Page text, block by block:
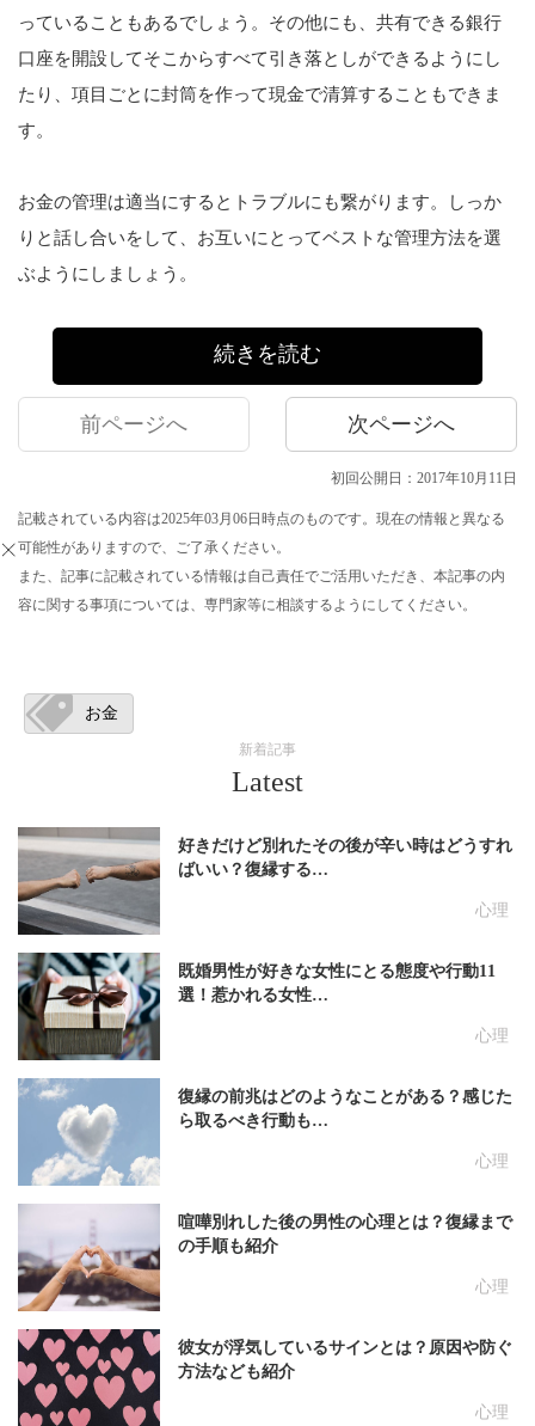
っていることもあるでしょう。その他にも、共有できる銀行
口座を開設してそこからすべて引き落としができるようにし
たり、項目ごとに封筒を作って現金で清算することもできま
す。
お金の管理は適当にするとトラブルにも繋がります。しっか
りと話し合いをして、お互いにとってベストな管理方法を選
ぶようにしましょう。
続きを読む
前ページへ 次ページへ
初回公開日：2017年10月11日
記載されている内容は2025年03月06日時点のものです。現在の情報と異なる
可能性がありますので、ご了承ください。
また、記事に記載されている情報は自己責任でご活用いただき、本記事の内
容に関する事項については、専門家等に相談するようにしてください。
お金
新着記事
Latest
心理
好きだけど別れたその後が辛い時はどうすれ
ばいい？復縁する…
心理
既婚男性が好きな女性にとる態度や行動11
選！惹かれる女性…
心理
復縁の前兆はどのようなことがある？感じた
ら取るべき行動も…
心理
喧嘩別れした後の男性の心理とは？復縁まで
の手順も紹介
心理
彼女が浮気しているサインとは？原因や防ぐ
方法なども紹介